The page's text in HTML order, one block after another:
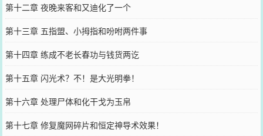
第十二章 夜晚来客和又迪化了一个
第十三章 五指盟、小拇指和吩咐两件事
第十四章 练成不老长春功与钱货两讫
第十五章 闪光术？不！是大光明拳！
第十六章 处理尸体和化干戈为玉帛
第十七章 修复魔网碎片和恒定神导术效果！